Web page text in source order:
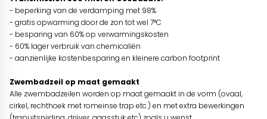
- beperking van de verdamping met 98%
- gratis opwarming door de zon tot wel 7°C
- besparing van 60% op verwarmingskosten
- 60% lager verbruik van chemicaliën
- aanzienlijke kostenbesparing en kleinere carbon footprint
Zwembadzeil op maat gemaakt
Alle zwembadzeilen worden op maat gemaakt in de vorm (ovaal,
cirkel, rechthoek met romeinse trap etc.) en met extra bewerkingen